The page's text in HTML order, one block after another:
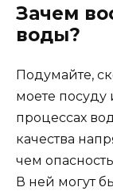
Зачем
воды?
Подумайте,
моете посуду
процессах
качества
чем
В ней могут